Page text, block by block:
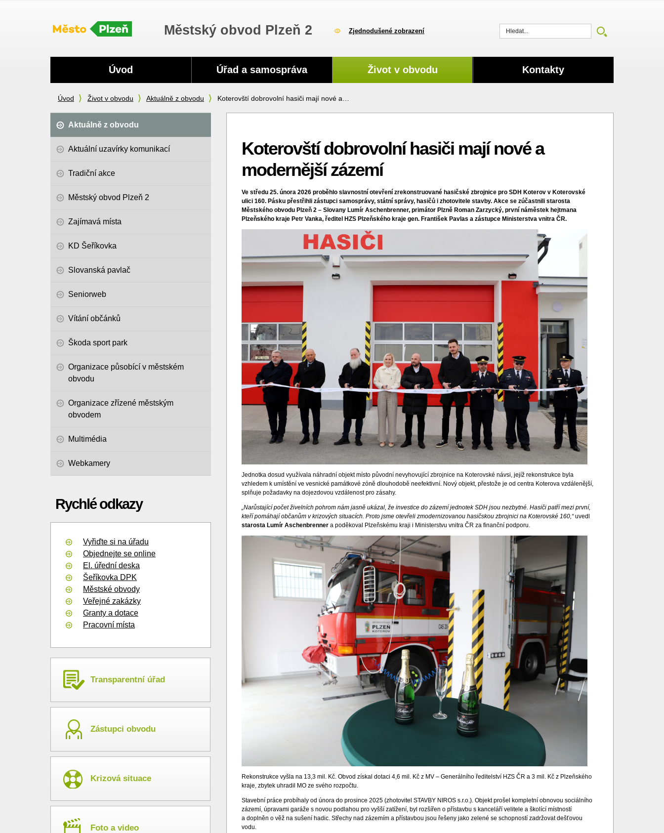
Městský obvod Plzeň 2 Zjednodušené zobrazení
Úvod Život v obvodu Aktuálně z obvodu Koterovští dobrovolní hasiči mají nové a…
Koterovští dobrovolní hasiči mají nové a
modernější zázemí
Ve středu 25. února 2026 proběhlo slavnostní otevření zrekonstruované hasičské zbrojnice pro SDH Koterov v Koterovské
ulici 160. Pásku přestřihli zástupci samosprávy, státní správy, hasičů i zhotovitele stavby. Akce se zúčastnili starosta
Městského obvodu Plzeň 2 – Slovany Lumír Aschenbrenner, primátor Plzně Roman Zarzycký, první náměstek hejtmana
Plzeňského kraje Petr Vanka, ředitel HZS Plzeňského kraje gen. František Pavlas a zástupce Ministerstva vnitra ČR.
Jednotka dosud využívala náhradní objekt místo původní nevyhovující zbrojnice na Koterovské návsi, jejíž rekonstrukce byla
vzhledem k umístění ve vesnické památkové zóně dlouhodobě neefektivní. Nový objekt, přestože je od centra Koterova vzdálenější,
splňuje požadavky na dojezdovou vzdálenost pro zásahy.
„Narůstající počet živelních pohrom nám jasně ukázal, že investice do zázemí jednotek SDH jsou nezbytné. Hasiči patří mezi první,
kteří pomáhají občanům v krizových situacích. Proto jsme otevřeli zmodernizovanou hasičskou zbrojnici na Koterovské 160,“uvedl
starosta Lumír Aschenbrennera poděkoval Plzeňskému kraji i Ministerstvu vnitra ČR za finanční podporu.
Rekonstrukce vyšla na 13,3 mil. Kč. Obvod získal dotaci 4,6 mil. Kč z MV – Generálního ředitelství HZS ČR a 3 mil. Kč z Plzeňského
kraje, zbytek uhradil MO ze svého rozpočtu.
Stavební práce probíhaly od února do prosince 2025 (zhotovitel STAVBY NIROS s.r.o.). Objekt prošel kompletní obnovou sociálního
zázemí, úpravami garáže s novou podlahou pro vyšší zatížení, byl rozšířen o přístavbu s kanceláří velitele a školící místností
a doplněn o věž na sušení hadic. Střechy nad zázemím a přístavbou jsou řešeny jako zelené se schopností zadržovat dešťovou
vodu.
Aktuálně z obvodu
Aktuální uzavírky komunikací
Tradiční akce
Městský obvod Plzeň 2
Zajímavá místa
KD Šeříkovka
Slovanská pavlač
Seniorweb
Vítání občánků
Škoda sport park
Organizace působící v městském
obvodu
Organizace zřízené městským
obvodem
Multimédia
Webkamery
Rychlé odkazy
Vyřiďte si na úřadu
Objednejte se online
El. úřední deska
Šeříkovka DPK
Městské obvody
Veřejné zakázky
Granty a dotace
Pracovní místa
Transparentní úřad
Zástupci obvodu
Krizová situace
Foto a video
Úvod Úřad a samospráva Život v obvodu Kontakty